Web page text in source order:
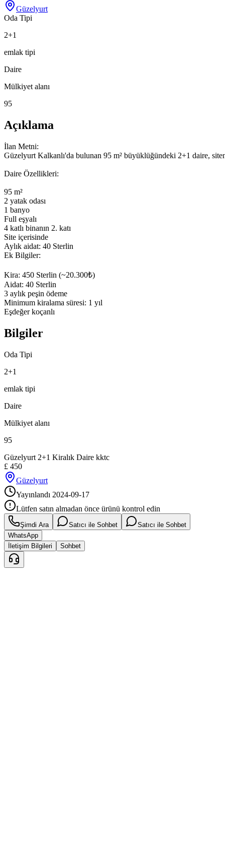
Güzelyurt
Oda Tipi
2+1
emlak tipi
Daire
Mülkiyet alanı
95
Açıklama
İlan Metni:
Güzelyurt Kalkanlı'da bulunan 95 m² büyüklüğündeki 2+1 daire,
Daire Özellikleri:
95 m²
2 yatak odası
1 banyo
Full eşyalı
4 katlı binanın 2. katı
Site içerisinde
Aylık aidat: 40 Sterlin
Ek Bilgiler:
Kira: 450 Sterlin (~20.300₺)
Aidat: 40 Sterlin
3 aylık peşin ödeme
Minimum kiralama süresi: 1 yıl
Eşdeğer koçanlı
Bilgiler
Oda Tipi
2+1
emlak tipi
Daire
Mülkiyet alanı
95
Güzelyurt 2+1 Kiralık Daire kktc
£ 450
Güzelyurt
Yayınlandı 2024-09-17
Lütfen satın almadan önce ürünü kontrol edin
Şimdi Ara Satıcı ile Sohbet
Satıcı ile Sohbet
WhatsApp
İletişim Bilgileri
Sohbet